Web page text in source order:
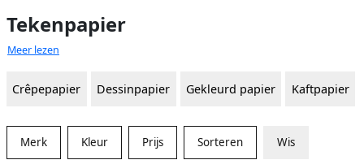
Tekenpapier
Meer lezen
Crêpepapier Dessinpapier Gekleurd papier Kaftpapier
Merk Kleur Prijs Sorteren Wis